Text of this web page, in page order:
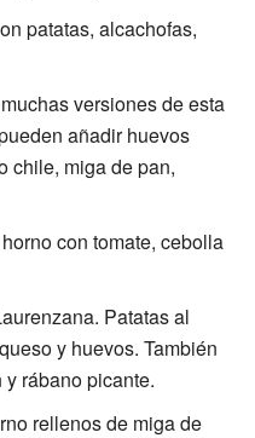
patatas, alcachofas,
versiones de esta
añadir huevos
chile, miga de pan,
con tomate, cebolla
Patatas al
y huevos. También
rábano picante.
rellenos de miga de